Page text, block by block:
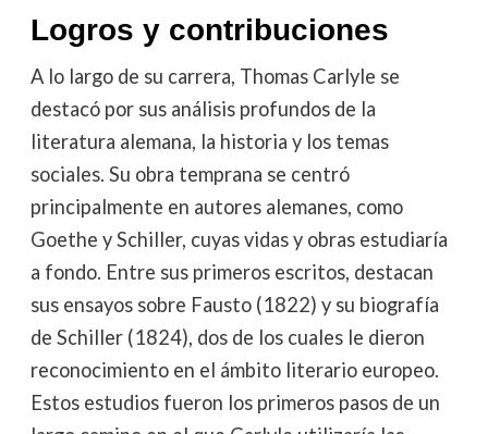
Logros y contribuciones
A lo largo de su carrera, Thomas Carlyle se
destacó por sus análisis profundos de la
literatura alemana, la historia y los temas
sociales. Su obra temprana se centró
principalmente en autores alemanes, como
Goethe y Schiller, cuyas vidas y obras estudiaría
a fondo. Entre sus primeros escritos, destacan
sus ensayos sobre Fausto (1822) y su biografía
de Schiller (1824), dos de los cuales le dieron
reconocimiento en el ámbito literario europeo.
Estos estudios fueron los primeros pasos de un